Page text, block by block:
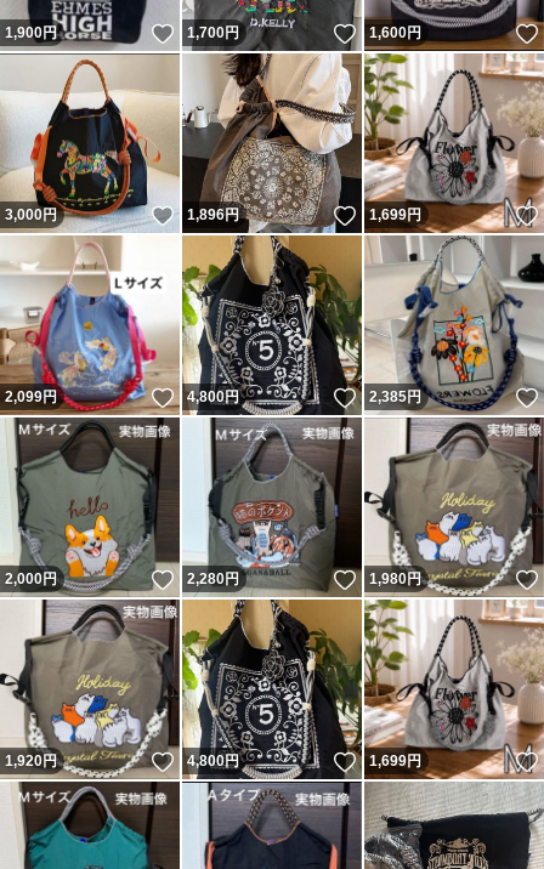
1,900円 いいね！
1,700円 いいね！
1,600円
3,000円 いいね！
1,896円 いいね！
1,699円
2,099円 いいね！
4,800円 いいね！
2,385円
2,000円 いいね！
2,280円 いいね！
1,980円
1,920円 いいね！
4,800円 いいね！
1,699円